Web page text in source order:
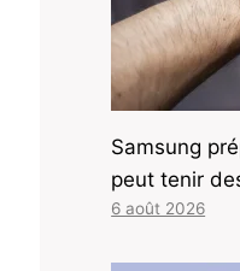
Samsung
peut tenir
6 août 2026